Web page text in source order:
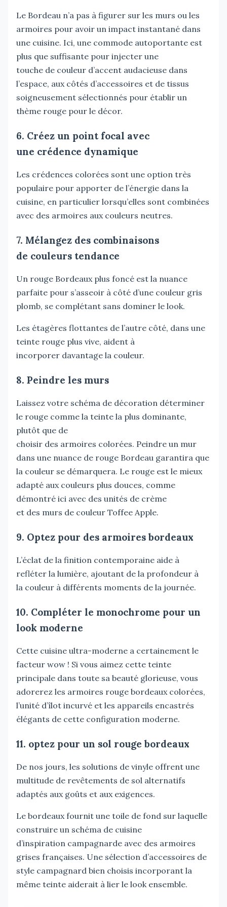
Le Bordeau n’a pas à figurer sur les murs ou les
armoires pour avoir un impact instantané dans
une cuisine. Ici, une commode autoportante est
plus que suffisante pour injecter une
touche de couleur d’accent audacieuse dans
l’espace, aux côtés d’accessoires et de tissus
soigneusement sélectionnés pour établir un
thème rouge pour le décor.
6. Créez un point focal avec
une crédence dynamique
Les crédences colorées sont une option très
populaire pour apporter de l’énergie dans la
cuisine, en particulier lorsqu’elles sont combinées
avec des armoires aux couleurs neutres.
7. Mélangez des combinaisons
de couleurs tendance
Un rouge Bordeaux plus foncé est la nuance
parfaite pour s’asseoir à côté d’une couleur gris
plomb, se complétant sans dominer le look.
Les étagères flottantes de l’autre côté, dans une
teinte rouge plus vive, aident à
incorporer davantage la couleur.
8. Peindre les murs
Laissez votre schéma de décoration déterminer
le rouge comme la teinte la plus dominante,
plutôt que de
choisir des armoires colorées. Peindre un mur
dans une nuance de rouge Bordeau garantira que
la couleur se démarquera. Le rouge est le mieux
adapté aux couleurs plus douces, comme
démontré ici avec des unités de crème
et des murs de couleur Toffee Apple.
9. Optez pour des armoires bordeaux
L’éclat de la finition contemporaine aide à
refléter la lumière, ajoutant de la profondeur à
la couleur à différents moments de la journée.
10. Compléter le monochrome pour un
look moderne
Cette cuisine ultra-moderne a certainement le
facteur wow ! Si vous aimez cette teinte
principale dans toute sa beauté glorieuse, vous
adorerez les armoires rouge bordeaux colorées,
l’unité d’îlot incurvé et les appareils encastrés
élégants de cette configuration moderne.
11. optez pour un sol rouge bordeaux
De nos jours, les solutions de vinyle offrent une
multitude de revêtements de sol alternatifs
adaptés aux goûts et aux exigences.
Le bordeaux fournit une toile de fond sur laquelle
construire un schéma de cuisine
d’inspiration campagnarde avec des armoires
grises françaises. Une sélection d’accessoires de
style campagnard bien choisis incorporant la
même teinte aiderait à lier le look ensemble.